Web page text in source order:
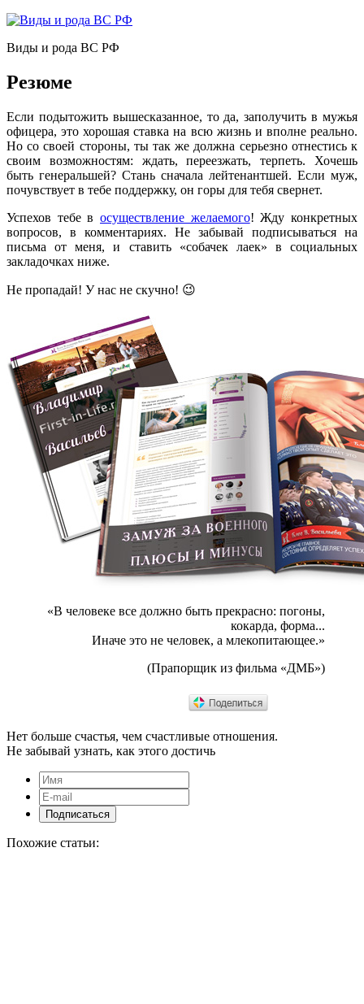
Виды и рода ВС РФ
Резюме
Если подытожить вышесказанное, то да, заполучить в мужья
офицера, это хорошая ставка на всю жизнь и вполне реально.
Но со своей стороны, ты так же должна серьезно отнестись к
своим возможностям: ждать, переезжать, терпеть. Хочешь
быть генеральшей? Стань сначала лейтенантшей. Если муж,
почувствует в тебе поддержку, он горы для тебя свернет.
Успехов тебе в осуществление желаемого! Жду конкретных
вопросов, в комментариях. Не забывай подписываться на
письма от меня, и ставить «собачек лаек» в социальных
закладочках ниже.
Не пропадай! У нас не скучно! 😉
«В человеке все должно быть прекрасно: погоны,
кокарда, форма...
Иначе это не человек, а млекопитающее.»
(Прапорщик из фильма «ДМБ»)
Нет больше счастья, чем счастливые отношения.
Не забывай узнать, как этого достичь
Похожие статьи: